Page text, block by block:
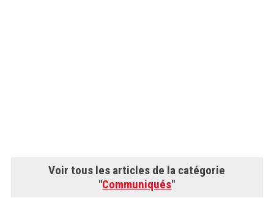
Voir tous les articles de la catégorie
"Communiqués"